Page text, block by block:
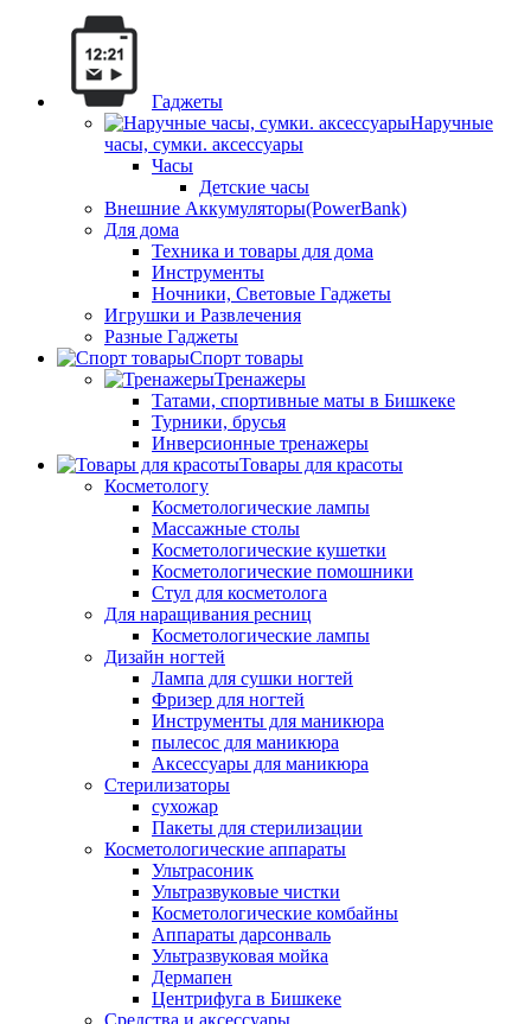
Гаджеты
Наручные
часы, сумки. аксессуары
Часы
Детские часы
Внешние Аккумуляторы(PowerBank)
Для дома
Техника и товары для дома
Инструменты
Ночники, Световые Гаджеты
Игрушки и Развлечения
Разные Гаджеты
Спорт товары
Тренажеры
Татами, спортивные маты в Бишкеке
Турники, брусья
Инверсионные тренажеры
Товары для красоты
Косметологу
Косметологические лампы
Массажные столы
Косметологические кушетки
Косметологические помошники
Стул для косметолога
Для наращивания ресниц
Косметологические лампы
Дизайн ногтей
Лампа для сушки ногтей
Фризер для ногтей
Инструменты для маникюра
пылесос для маникюра
Аксессуары для маникюра
Стерилизаторы
сухожар
Пакеты для стерилизации
Косметологические аппараты
Ультрасоник
Ультразвуковые чистки
Косметологические комбайны
Аппараты дарсонваль
Ультразвуковая мойка
Дермапен
Центрифуга в Бишкеке
Средства и аксессуары